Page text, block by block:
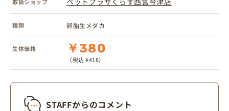
種類 卵胎生メダカ
生体価格 ￥380
（税込 ¥418）
STAFFからのコメント